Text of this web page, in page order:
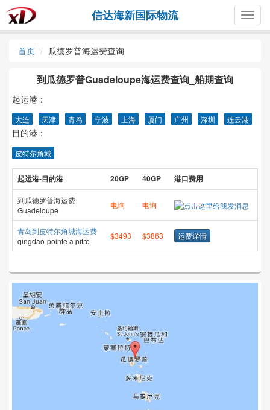
信达海新国际物流
首页 瓜德罗普海运费查询
到瓜德罗普Guadeloupe海运费查询_船期查询
起运港：
大连 天津 青岛 宁波 上海 厦门 广州 深圳 连云港
目的港：
皮特尔角城
起运港-目的港 20GP 40GP 港口费用
到瓜德罗普海运费
Guadeloupe
电询 电询
青岛到皮特尔角城海运费
qingdao-pointe a pitre
$3493 $3863 运费详情